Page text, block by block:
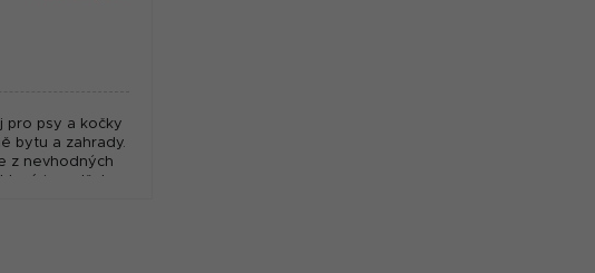
pro psy a kočky
bytu a zahrady.
z nevhodných